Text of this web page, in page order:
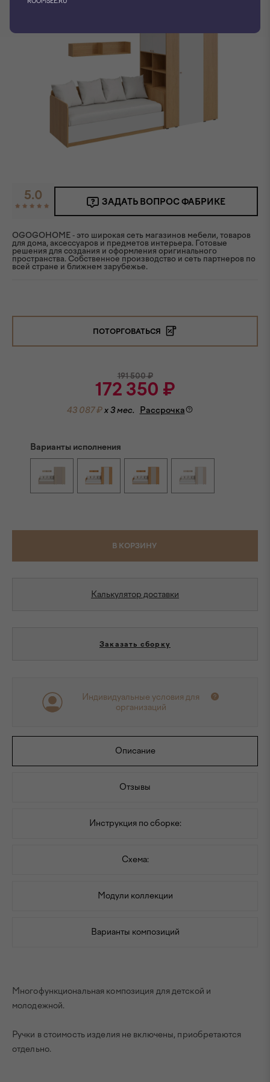
5.0 ЗАДАТЬ ВОПРОС ФАБРИКЕ
OGOGOHOME - это широкая сеть магазинов мебели, товаров
для дома, аксессуаров и предметов интерьера. Готовые
решения для создания и оформления оригинального
пространства. Собственное производство и сеть партнеров по
всей стране и ближнем зарубежье.
ПОТОРГОВАТЬСЯ
191 500₽
172 350 ₽
43 087 ₽ x 3 мес. Рассрочка
Варианты исполнения
В КОРЗИНУ
Калькулятор доставки
Заказать сборку
Индивидуальные условия для
организаций
Описание
Отзывы
Инструкция по сборке:
Схема:
Модули коллекции
Варианты композиций
Многофункциональная композиция для детской и
молодежной.
Ручки в стоимость изделия не включены, приобретаются
отдельно.